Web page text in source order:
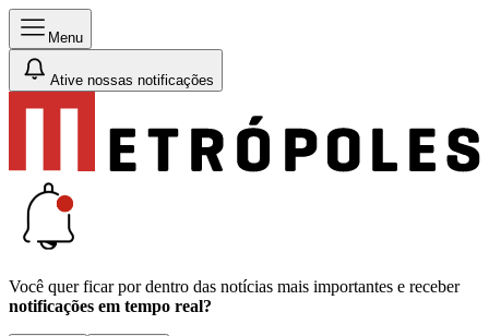
Menu
Ative nossas notificações
Você quer ficar por dentro das notícias mais importantes e receber
notificações em tempo real?